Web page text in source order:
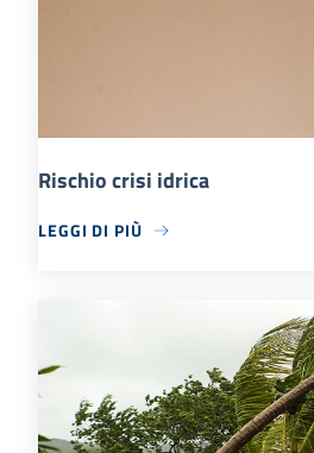
Rischio crisi idrica
LEGGI DI PIÙ